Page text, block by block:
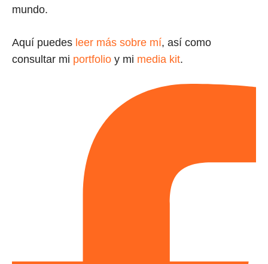
mundo.
Aquí puedes leer más sobre mí, así como
consultar mi portfolio y mi media kit.